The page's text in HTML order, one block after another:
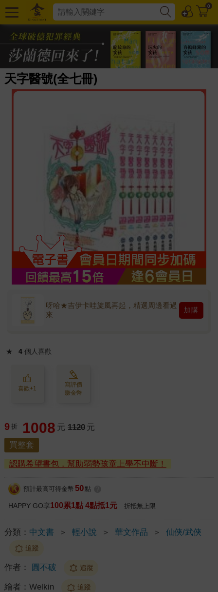
0
天字醫號(全七冊)
呀哈★吉伊卡哇旋風再起，精選周邊看過
來
加購
★ 4 個人喜歡
喜歡+1
寫評價
賺金幣
9 折 1008 元 1120 元
買整套
認購希望書包，幫助弱勢孩童上學不中斷！
預計最高可得金幣 50 點
HAPPY GO享100累1點 4點抵1元 折抵無上限
分類： 中文書 ＞ 輕小說 ＞ 華文作品 ＞ 仙俠/武俠
追蹤
作者： 圓不破 追蹤
繪者： Welkin 追蹤